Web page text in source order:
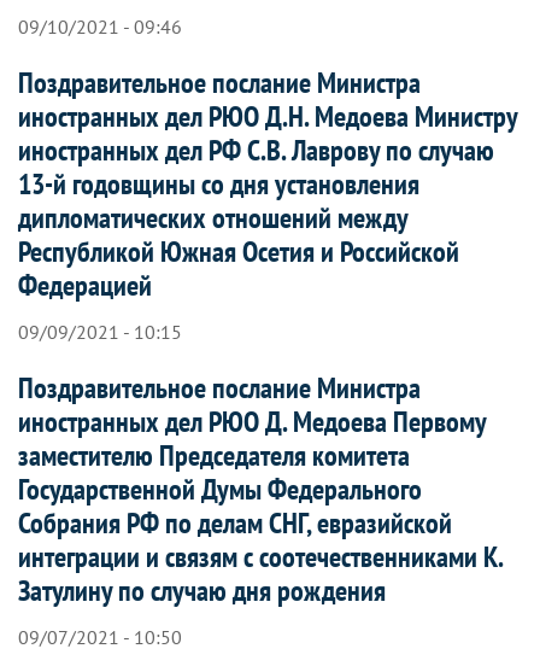
09/10/2021 - 09:46
Поздравительное послание Министра
иностранных дел РЮО Д.Н. Медоева Министру
иностранных дел РФ С.В. Лаврову по случаю
13-й годовщины со дня установления
дипломатических отношений между
Республикой Южная Осетия и Российской
Федерацией
09/09/2021 - 10:15
Поздравительное послание Министра
иностранных дел РЮО Д. Медоева Первому
заместителю Председателя комитета
Государственной Думы Федерального
Собрания РФ по делам СНГ, евразийской
интеграции и связям с соотечественниками К.
Затулину по случаю дня рождения
09/07/2021 - 10:50